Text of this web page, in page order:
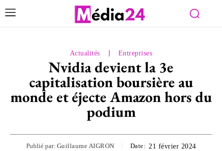
Actualités Entreprises
Nvidia devient la 3e
capitalisation boursière au
monde et éjecte Amazon hors du
podium
Publié par: Guillaume AIGRON Date: 21 février 2024